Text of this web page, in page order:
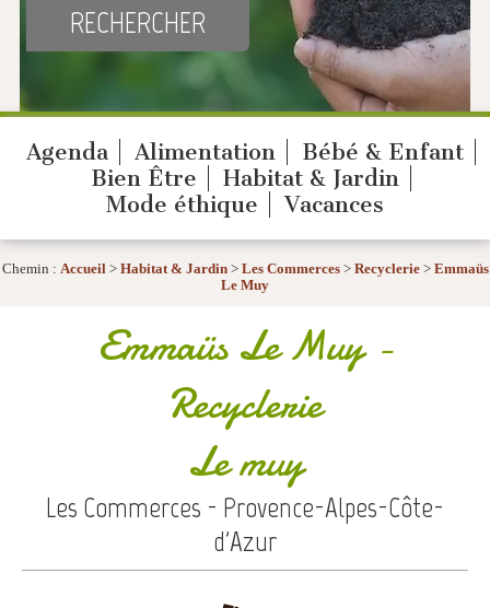
Agenda Alimentation
Bébé & Enfant
Bien Être
Habitat & Jardin
Mode éthique
Vacances
Chemin : Accueil> Habitat & Jardin> Les Commerces> Recyclerie > Emmaüs
Le Muy
Emmaüs Le Muy-
Recyclerie
Le muy
Les Commerces - Provence-Alpes-Côte-
d'Azur